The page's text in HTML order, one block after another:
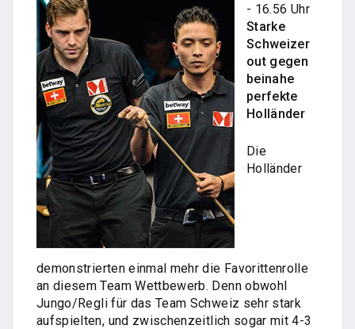
- 16.56 Uhr
Starke
Schweizer
out gegen
beinahe
perfekte
Holländer
Die
Holländer
demonstrierten einmal mehr die Favorittenrolle
an diesem Team Wettbewerb. Denn obwohl
Jungo/Regli für das Team Schweiz sehr stark
aufspielten, und zwischenzeitlich sogar mit 4-3